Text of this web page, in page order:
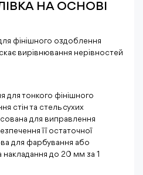
НА ОСНОВІ
фінішного оздоблення
вирівнювання нерівностей
для тонкого фінішного
стін та стель сухих
для виправлення
її остаточної
для фарбування або
до 20 мм за 1